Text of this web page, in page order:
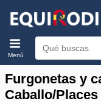
Menú
Furgonetas y
Caballo/